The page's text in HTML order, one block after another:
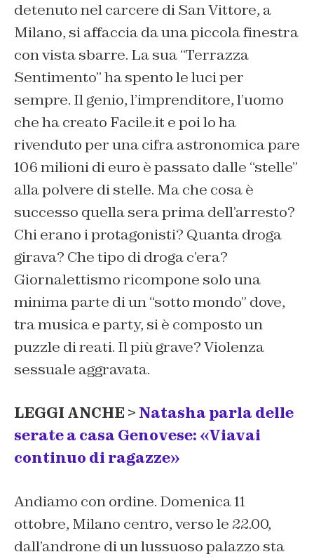
detenuto nel carcere di San Vittore, a
Milano, si affaccia da una piccola finestra
con vista sbarre. La sua “Terrazza
Sentimento” ha spento le luci per
sempre. Il genio, l’imprenditore, l’uomo
che ha creato Facile.it e poi lo ha
rivenduto per una cifra astronomica pare
106 milioni di euro è passato dalle “stelle”
alla polvere di stelle. Ma che cosa è
successo quella sera prima dell’arresto?
Chi erano i protagonisti? Quanta droga
girava? Che tipo di droga c’era?
Giornalettismoricompone solo una
minima parte di un “sotto mondo” dove,
tra musica e party, si è composto un
puzzle di reati. Il più grave? Violenza
sessuale aggravata.
LEGGI ANCHE > Natasha parla delle
serate a casa Genovese: «Viavai
continuo di ragazze»
Andiamo con ordine. Domenica 11
ottobre, Milano centro, verso le 22.00,
dall’androne di un lussuoso palazzo sta